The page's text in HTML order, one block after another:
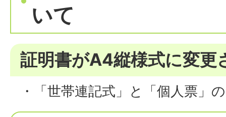
いて
証明書がA4縦様式に変更
・「世帯連記式」と「個人票」